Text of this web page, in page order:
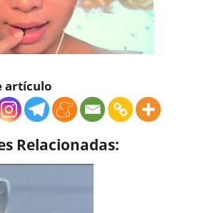
artículo
Relacionadas: